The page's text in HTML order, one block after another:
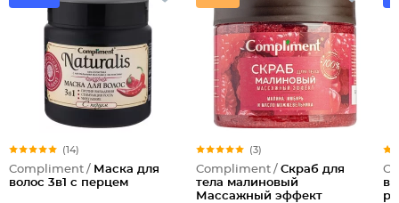
(14)
Compliment / Маска для
волос 3в1 с перцем
(3)
Compliment / Скраб для
тела малиновый
Массажный эффект